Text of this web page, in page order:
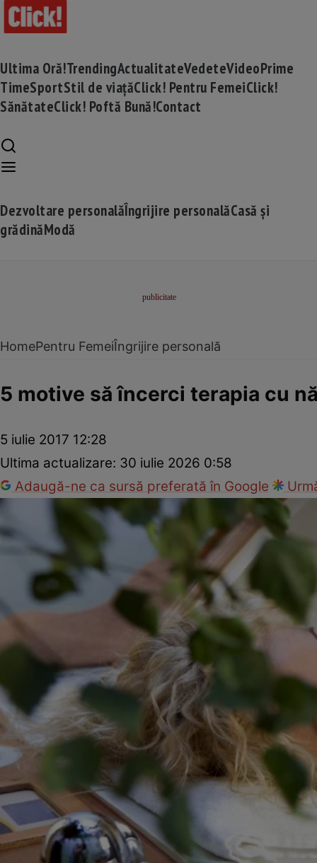
Ultima Oră!TrendingActualitateVedeteVideoPrime
TimeSportStil de viațăClick! Pentru FemeiClick!
SănătateClick! Poftă Bună!Contact
Dezvoltare personalăÎngrijire personalăCasă și
grădinăModă
HomePentru FemeiÎngrijire personală
5 motive să încerci terapia cu
5 iulie 2017 12:28
Ultima actualizare: 30 iulie 2026 0:58
Adaugă-ne ca sursă preferată în Google